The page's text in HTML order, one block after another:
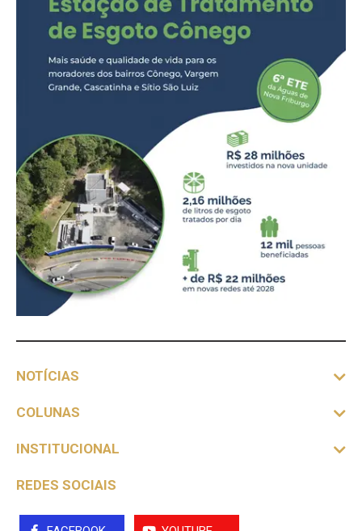
NOTÍCIAS
COLUNAS
INSTITUCIONAL
REDES SOCIAIS